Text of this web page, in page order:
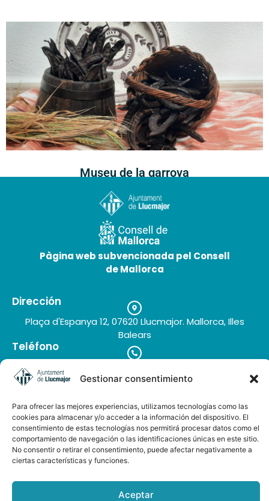
Gestionar consentimiento
Para ofrecer las mejores experiencias, utilizamos tecnologías como las
cookies para almacenar y/o acceder a la información del dispositivo. El
consentimiento de estas tecnologías nos permitirá procesar datos como el
comportamiento de navegación o las identificaciones únicas en este sitio.
No consentir o retirar el consentimiento, puede afectar negativamente a
ciertas características y funciones.
Aceptar
Museu de la garrova
25 de maig de 2026
Pàgina web subvencionada pel Consell
de Mallorca
Dirección
Plaça d'Espanya 12, 07620 Llucmajor. Mallorca, Illes
Balears
Teléfono
Correo electrónico
Galería de imágenes
Buzón de sugerencias